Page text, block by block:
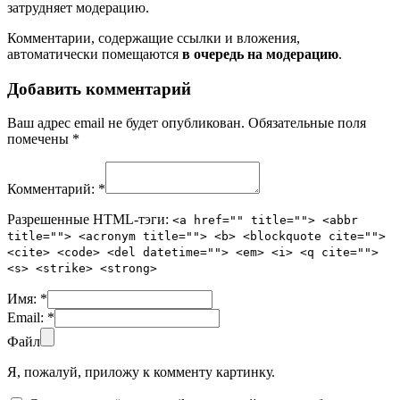
затрудняет модерацию.
Комментарии, содержащие ссылки и вложения,
автоматически помещаются в очередь на модерацию.
Добавить комментарий
Ваш адрес email не будет опубликован. Обязательные поля
помечены *
Комментарий: *
Разрешенные HTML-тэги: <a href="" title=""> <abbr
title=""> <acronym title=""> <b> <blockquote cite="">
<cite> <code> <del datetime=""> <em> <i> <q cite="">
<s> <strike> <strong>
Имя: *
Email: *
Файл
Я, пожалуй, приложу к комменту картинку.